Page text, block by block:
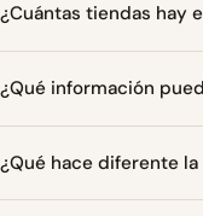
¿Cuántas tiendas hay
¿Qué información
¿Qué hace diferente